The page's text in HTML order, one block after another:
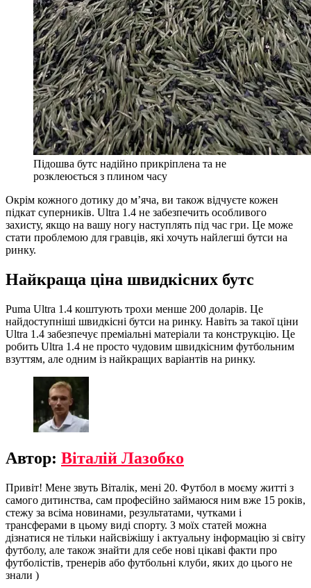
Підошва бутс надійно прикріплена та не
розклеюється з плином часу
Окрім кожного дотику до м’яча, ви також відчуєте кожен
підкат суперників. Ultra 1.4 не забезпечить особливого
захисту, якщо на вашу ногу наступлять під час гри. Це може
стати проблемою для гравців, які хочуть найлегші бутси на
ринку.
Найкраща ціна швидкісних бутс
Puma Ultra 1.4 коштують трохи менше 200 доларів. Це
найдоступніші швидкісні бутси на ринку. Навіть за такої ціни
Ultra 1.4 забезпечує преміальні матеріали та конструкцію. Це
робить Ultra 1.4 не просто чудовим швидкісним футбольним
взуттям, але одним із найкращих варіантів на ринку.
Автор: Віталій Лазобко
Привіт! Мене звуть Віталік, мені 20. Футбол в моєму житті з
самого дитинства, сам професійно займаюся ним вже 15 років,
стежу за всіма новинами, результатами, чутками і
трансферами в цьому виді спорту. З моїх статей можна
дізнатися не тільки найсвіжішу і актуальну інформацію зі світу
футболу, але також знайти для себе нові цікаві факти про
футболістів, тренерів або футбольні клуби, яких до цього не
знали )